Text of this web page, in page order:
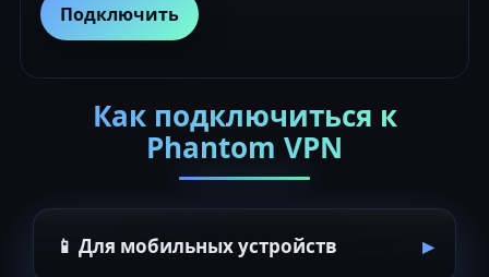
Подключить
Как подключиться к
Phantom VPN
📱 Для мобильных устройств